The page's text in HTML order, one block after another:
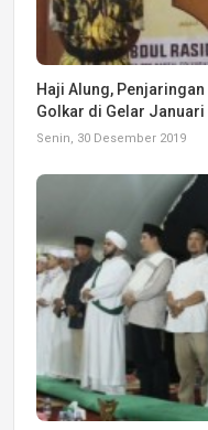
Haji Alung,
Golkar di Gelar Januari
Senin, 30 Desember 2019